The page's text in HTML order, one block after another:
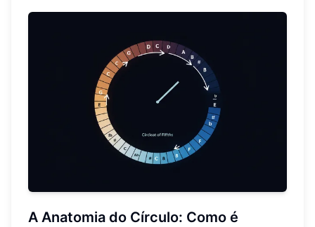
A Anatomia do Círculo: Como é